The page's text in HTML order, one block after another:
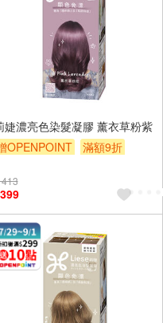
婕濃亮色染髮凝膠 薰衣草粉紫
OPENPOINT
滿額9折